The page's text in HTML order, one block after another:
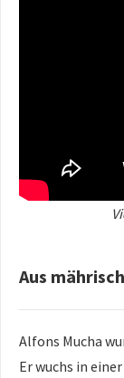
Aus
Alfons Mucha
Er wuchs in